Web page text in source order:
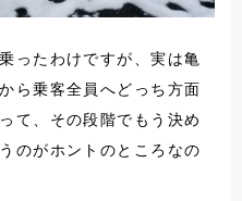
ったわけですが、実は亀
ら乗客全員へどっち方面
て、その段階でもう決め
のがホントのところなの